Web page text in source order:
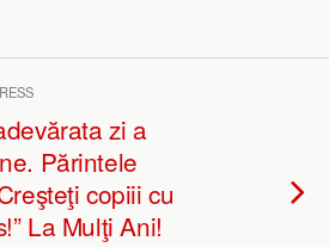
zi a
Părintele
copiii cu
La Mulţi Ani!